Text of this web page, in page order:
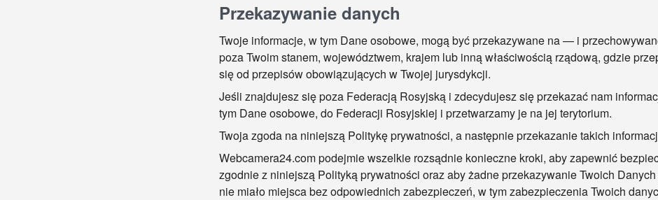
Przekazywanie danych
Twoje informacje, w tym Dane osobowe, mogą być przekazywane na — i
poza Twoim stanem, województwem, krajem lub inną właściwością rządową, gdzie
się od przepisów obowiązujących w Twojej jurysdykcji.
Jeśli znajdujesz się poza Federacją Rosyjską i zdecydujesz się przekazać nam
tym Dane osobowe, do Federacji Rosyjskiej i przetwarzamy je na jej terytorium.
Twoja zgoda na niniejszą Politykę prywatności, a następnie przekazanie takich
Webcamera24.com podejmie wszelkie rozsądnie konieczne kroki, aby zapewnić
zgodnie z niniejszą Polityką prywatności oraz aby żadne przekazywanie Twoich
nie miało miejsca bez odpowiednich zabezpieczeń, w tym zabezpieczenia Twoich